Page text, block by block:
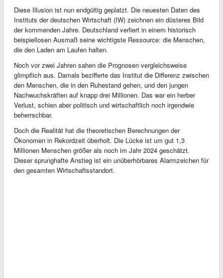
Diese Illusion ist nun endgültig geplatzt. Die neuesten Daten des
Instituts der deutschen Wirtschaft (IW) zeichnen ein düsteres Bild
der kommenden Jahre. Deutschland verliert in einem historisch
beispiellosen Ausmaß seine wichtigste Ressource: die Menschen,
die den Laden am Laufen halten.
Noch vor zwei Jahren sahen die Prognosen vergleichsweise
glimpflich aus. Damals bezifferte das Institut die Differenz zwischen
den Menschen, die in den Ruhestand gehen, und den jungen
Nachwuchskräften auf knapp drei Millionen. Das war ein herber
Verlust, schien aber politisch und wirtschaftlich noch irgendwie
beherrschbar.
Doch die Realität hat die theoretischen Berechnungen der
Ökonomen in Rekordzeit überholt. Die Lücke ist um gut 1,3
Millionen Menschen größer als noch im Jahr 2024 geschätzt.
Dieser sprunghafte Anstieg ist ein unüberhörbares Alarmzeichen für
den gesamten Wirtschaftsstandort.